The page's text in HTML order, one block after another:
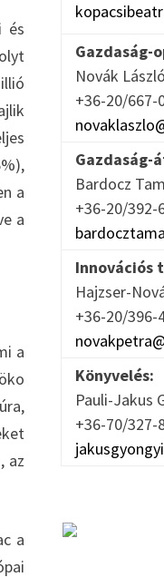
és
a
a
a
az
a
Gazdaság-
Novák László
+36-20/667-
Gazdaság-
Bardocz
+36-20/392-
Innovációs
Hajzser-
+36-20/396-
Könyvelés:
Pauli-Jakus
+36-70/327-